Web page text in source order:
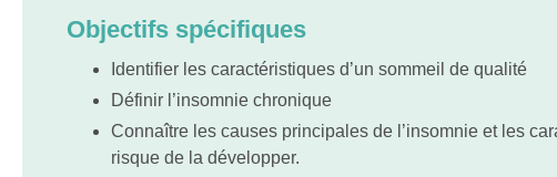
Objectifs spécifiques
Identifier les caractéristiques d’un sommeil de qualité
Définir l’insomnie chronique
Connaître les causes principales de l’insomnie et les
risque de la développer.